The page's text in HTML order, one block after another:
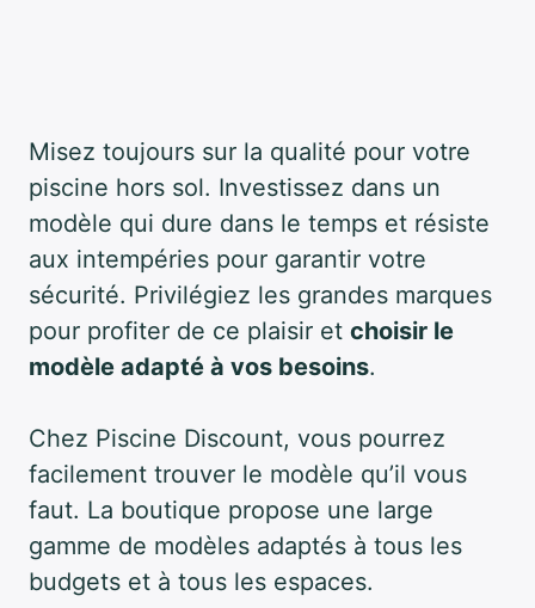
Misez toujours sur la qualité pour votre
piscine hors sol. Investissez dans un
modèle qui dure dans le temps et résiste
aux intempéries pour garantir votre
sécurité. Privilégiez les grandes marques
pour profiter de ce plaisir et choisir le
modèle adapté à vos besoins.
Chez Piscine Discount, vous pourrez
facilement trouver le modèle qu’il vous
faut. La boutique propose une large
gamme de modèles adaptés à tous les
budgets et à tous les espaces.